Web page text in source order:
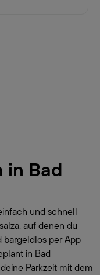
in Bad
und schnell
auf denen du
bargeldlos per App
in Bad
Parkzeit mit dem